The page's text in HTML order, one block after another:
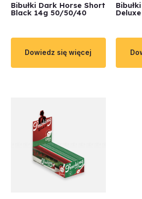
Bibułki Dark Horse Short
Black 14g 50/50/40
Dowiedz się więcej